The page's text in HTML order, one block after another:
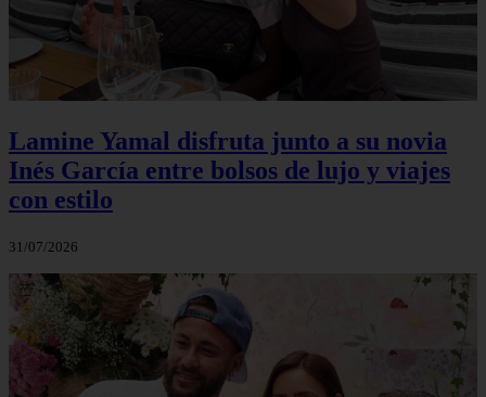
Lamine Yamal disfruta junto a su novia
Inés García entre bolsos de lujo y viajes
con estilo
31/07/2026